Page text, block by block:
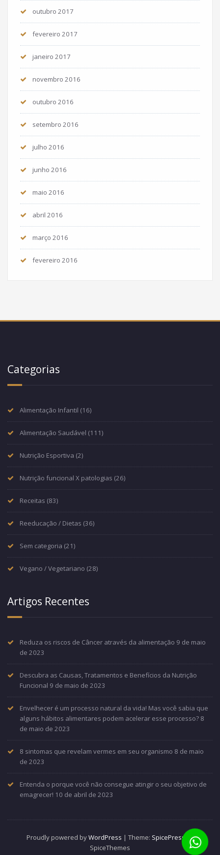
outubro 2017
fevereiro 2017
janeiro 2017
novembro 2016
outubro 2016
setembro 2016
julho 2016
junho 2016
maio 2016
abril 2016
março 2016
fevereiro 2016
Categorias
Alimentação Infantil (16)
Alimentação Saudável (111)
Nutrição Esportiva (2)
Nutrição funcional X patologias (26)
Receitas (83)
Reeducação / Dietas (36)
Sem categoria (21)
Vegano / Vegetariano (28)
Artigos Recentes
Reduza os riscos de Câncer através da alimentação 9 de maio
de 2023
Descubra as Causas, Tratamentos e Benefícios da Nutrição
Funcional 9 de maio de 2023
Envelhecer é um processo natural da vida! Mas você sabia que
alguns hábitos alimentares podem acelerar esse processo? 8
de maio de 2023
8 sintomas que revelam vermes em seu organismo 8 de maio
de 2023
Entenda o porque você não consegue atingir o seu objetivo de
emagrecer! 10 de abril de 2023
Proudly powered byWordPress | Theme: SpicePress by
SpiceThemes